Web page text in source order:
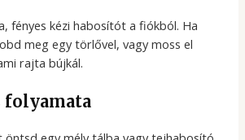
fényes kézi habosítót a fiókból. Ha
meg egy törlővel, vagy moss el
rajta bújkál.
folyamata